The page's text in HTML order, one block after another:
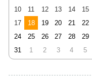
10
11 12 13 14
15
17
18 19 20 21
22
24
25 26 27 28
29
31
1 2 3 4 5